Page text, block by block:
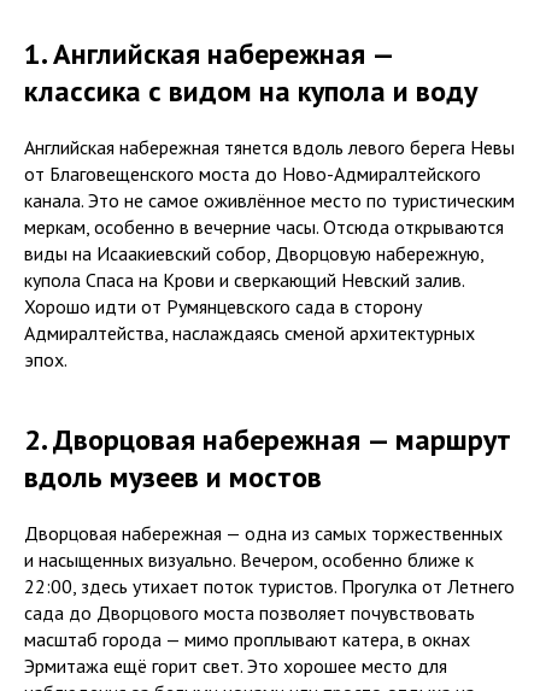
1. Английская набережная —
классика с видом на купола и воду
Английская набережная тянется вдоль левого берега Невы
от Благовещенского моста до Ново-Адмиралтейского
канала. Это не самое оживлённое место по туристическим
меркам, особенно в вечерние часы. Отсюда открываются
виды на Исаакиевский собор, Дворцовую набережную,
купола Спаса на Крови и сверкающий Невский залив.
Хорошо идти от Румянцевского сада в сторону
Адмиралтейства, наслаждаясь сменой архитектурных
эпох.
2. Дворцовая набережная — маршрут
вдоль музеев и мостов
Дворцовая набережная — одна из самых торжественных
и насыщенных визуально. Вечером, особенно ближе к
22:00, здесь утихает поток туристов. Прогулка от Летнего
сада до Дворцового моста позволяет почувствовать
масштаб города — мимо проплывают катера, в окнах
Эрмитажа ещё горит свет. Это хорошее место для